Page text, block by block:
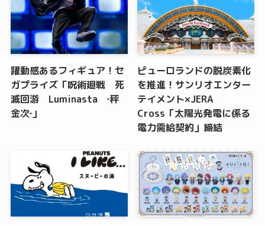
躍動感あるフィギュア！セ
ガプライズ「呪術廻戦 死
滅回游 Luminasta ‐秤
金次‐」
ピューロランドの脱炭素化
を推進！サンリオエンター
テイメント×JERA
Cross「太陽光発電に係る
電力需給契約」締結